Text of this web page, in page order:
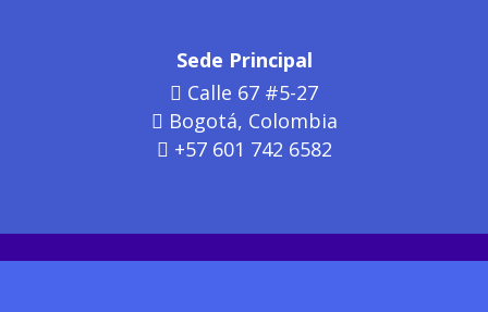
Sede Principal
Calle 67 #5-27
Bogotá, Colombia
+57 601 742 6582